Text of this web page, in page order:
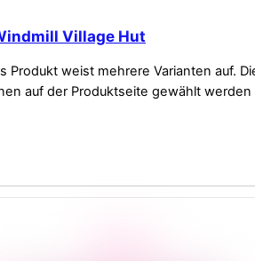
Village Hut
Produkt weist mehrere Varianten auf.
auf der Produktseite gewählt werden